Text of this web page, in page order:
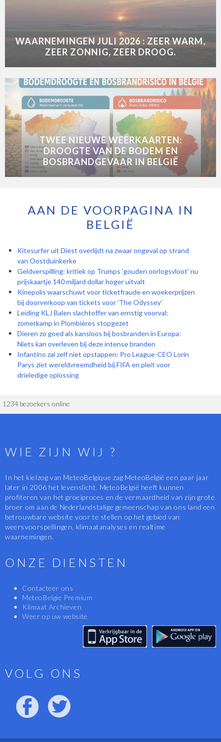
WAARNEMINGEN JULI 2026 : ZEER WARM,
ZEER ZONNIG, ZEER DROOG.
TWEE NIEUWE WEERKAARTEN:
DROOGTE VAN DE BODEM EN
BOSBRANDGEVAAR IN BELGIË
AAN DE VOORPAGINA IN
BELGIË
Kitesurfer uit Diest overlijdt na zwaar ongeval op strand
van Oostduinkerke
Geldverspilling: kritiek op Trumps 'gouden oorlogsvloot' nu
prijskaartje 140 miljard dollar hoger uitvalt
Kinepolis waarschuwt voor ticketfraude en woekerprijzen
bij doorverkoop van tickets voor 'The Odyssey'
Leiding KLJ Balen slachtoffer van ernstig voorval:
zomerkamp in Plombières stopgezet
Dieren zo goed als kansloos bij bosbranden in Europa:
Niets kan overleven bij deze intense branden
Infantino zal zelf niet opstappen: Pro League-CEO Lorin
Parys ziet wereldvreemdheid bij FIFA en pleit voor
drieledige oplossing
1234 bezoekers online
WIE ZIJN WIJ ?
In het kielzog van MeteoBelgique zag MeteoBelgië een paar jaar
later in 2006 het levenslicht. MeteoBelgië heeft kunnen
profiteren van het groeiproces en de vermaardheid van zijn grote
broer om aan de Nederlandstalige gemeenschap van ons land een
betrouwbare website voor te stellen op het gebied van
weersvoorspellingen, klimaatanalyses en realtime
waarnemingen.
ONZE DIENSTEN
Contacteer ons
MeteoBelgie Premium
Klimaat Archieven
Weer op uw website
VOLG ONS